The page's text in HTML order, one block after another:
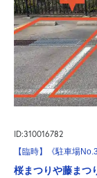
ID:310016782
【臨時】《駐車場
桜まつりや藤まつ